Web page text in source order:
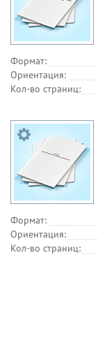
Формат:
Ориентация:
Кол-во страниц:
Формат:
Ориентация:
Кол-во страниц: